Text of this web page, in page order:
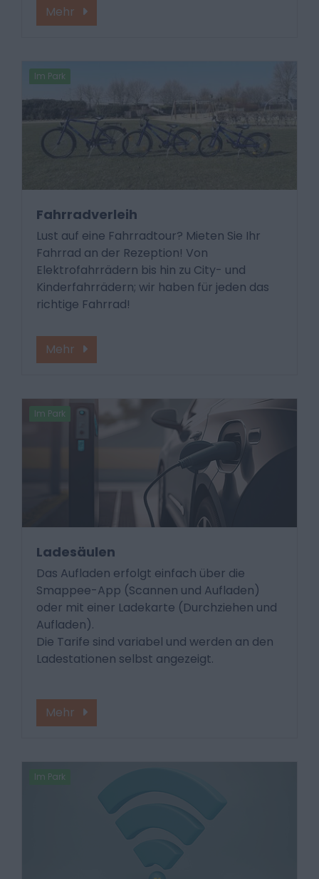
Mehr
Im Park
Fahrradverleih
Lust auf eine Fahrradtour? Mieten Sie Ihr
Fahrrad an der Rezeption! Von
Elektrofahrrädern bis hin zu City- und
Kinderfahrrädern; wir haben für jeden das
richtige Fahrrad!
Mehr
Im Park
Ladesäulen
Das Aufladen erfolgt einfach über die
Smappee-App (Scannen und Aufladen)
oder mit einer Ladekarte (Durchziehen und
Aufladen).
Die Tarife sind variabel und werden an den
Ladestationen selbst angezeigt.
Mehr
Im Park